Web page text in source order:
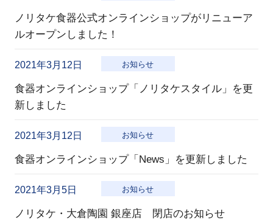
ノリタケ食器公式オンラインショップがリニューア
ルオープンしました！
2021年3月12日 お知らせ
食器オンラインショップ「ノリタケスタイル」を更
新しました
2021年3月12日 お知らせ
食器オンラインショップ「News」を更新しました
2021年3月5日 お知らせ
ノリタケ・大倉陶園 銀座店 閉店のお知らせ